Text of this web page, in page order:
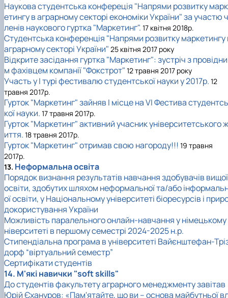
Наукова студентська конфереція "Напрями розвитку марк
етингу в аграрному секторі економіки України" за участю ч
ленів наукового гуртка "Маркетинг". 17 квітня 2018р.
Студентська конференція "Напрями розвитку маркетингу
аграрному секторі України" 25 квітня 2017 року
Відкрите засідання гуртка "Маркетинг": зустріч з провідни
м фахівцем компанії "Фокстрот" 12 травня 2017 року
Участь у І турі фестивалю студентської науки у 2017р. 12
травня 2017р.
Гурток "Маркетинг" зайняв І місце на VI Фестива студентсь
кої науки. 17 травня 2017р.
Гурток "Маркетинг" активний учасник університетського ж
иття. 18 травня 2017р.
Гурток "Маркетинг" отримав свою нагороду!!! 19 травня
2017р.
13. Неформальна освіта
Порядок визнання результатів навчання здобувачів вищої
освіти, здобутих шляхом неформальної та/або
ої освіти, у Національному університеті біоресурсів і
докористування України
Можливість паралельного онлайн-навчання у німецькому
ніверситеті в першому семестрі 2024-2025 н.р.
Стипендіальна програма в університеті Вайєнштефан-
дорф “віртуальний семестр”
Сертифікати студентів
14. М'які навички "soft skills"
До студентів факультету аграрного менеджменту завітав
Юрій Єхануров: «Пам'ятайте, що ви – основа майбутньої